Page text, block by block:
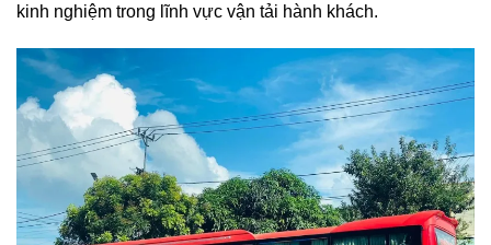
kinh nghiệm trong lĩnh vực vận tải hành khách.